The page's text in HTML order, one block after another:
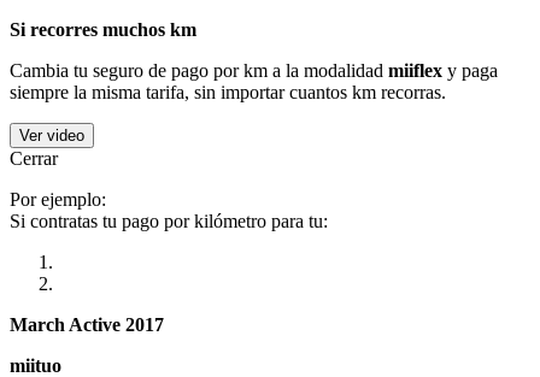
Si recorres muchos km
Cambia tu seguro de pago por km a la modalidad miiflex y paga
siempre la misma tarifa, sin importar cuantos km recorras.
Ver video
Cerrar
Por ejemplo:
Si contratas tu pago por kilómetro para tu:
March Active 2017
miituo